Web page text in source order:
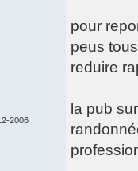
2006
pour
peus
reduire
la pub